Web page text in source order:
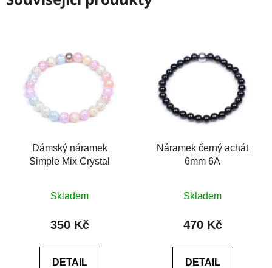
Dámský náramek
Simple Mix Crystal
hodnocení
produktu
Skladem
350 Kč
DETAIL
Náramek černý achát
6mm 6A
hodnocení
produktu
Skladem
470 Kč
DETAIL